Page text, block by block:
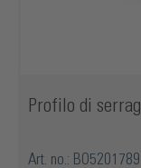
Profilo di
Art. no.: BO5201789